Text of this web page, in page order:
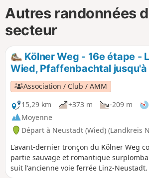
Autres randonnées
secteur
Kölner Weg - 16e étape -
Wied, Pfaffenbachtal
Association / Club / AMM
15,29 km
+373 m -209 m
Moyenne
Départ à Neustadt (Wied) (Landkreis
L'avant-dernier tronçon du Kölner Weg
partie sauvage et romantique
suit l'ancienne voie ferrée Linz-